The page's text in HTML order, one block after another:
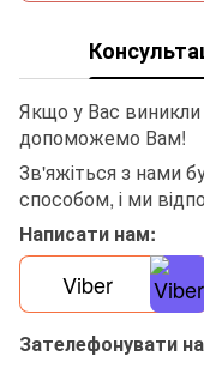
Якщо у Вас
допоможемо Вам!
Зв'яжіться з нами
способом, і ми
Написати нам:
Viber
Зателефонувати